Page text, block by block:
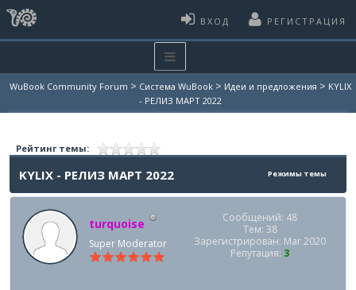
ВХОД РЕГИСТРАЦИЯ
WuBook Community Forum > Система WuBook > Идеи и предложения > KYLIX
- РЕЛИЗ МАРТ 2022
Рейтинг темы:
Режимы темы
KYLIX - РЕЛИЗ МАРТ 2022
turquoise
Super Moderator
Сообщений: 48
Тем: 38
Зарегистрирован: Mar 2020
Репутация: 3